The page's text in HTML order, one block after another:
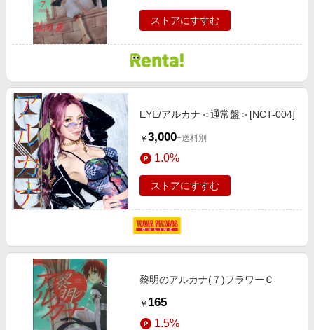
ストアにすすむ
EYE/アルカナ＜通常盤＞[NCT-004]
￥ 3,000+送料別
1.0%
ストアにすすむ
黎明のアルカナ(７)フラワーＣ
￥ 165
1.5%